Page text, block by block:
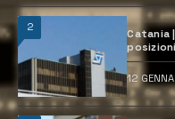
2
Catania
12